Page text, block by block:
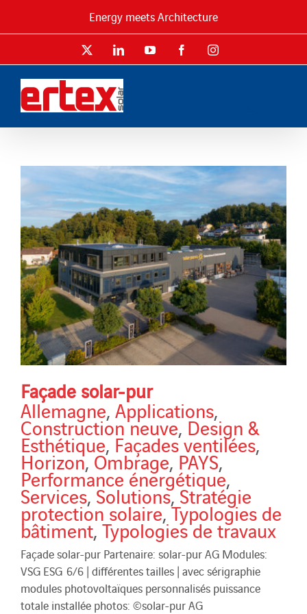
Energy meets Architecture
LinkedInYouTube FacebookInstagram
Façade solar-pur
Allemagne, Applications,
Construction neuve,Design &
Esthétique,Façades ventilées,
Horizon,Ombrage,PAYS,
Performance énergétique,
Services,Solutions,Stratégie
protection solaire,Typologies de
bâtiment,Typologies de travaux
Façade solar-pur Partenaire: solar-pur AG Modules:
VSG ESG 6/6 | différentes tailles | avec sérigraphie
modules photovoltaïques personnalisés puissance
totale installée photos: ©solar-pur AG